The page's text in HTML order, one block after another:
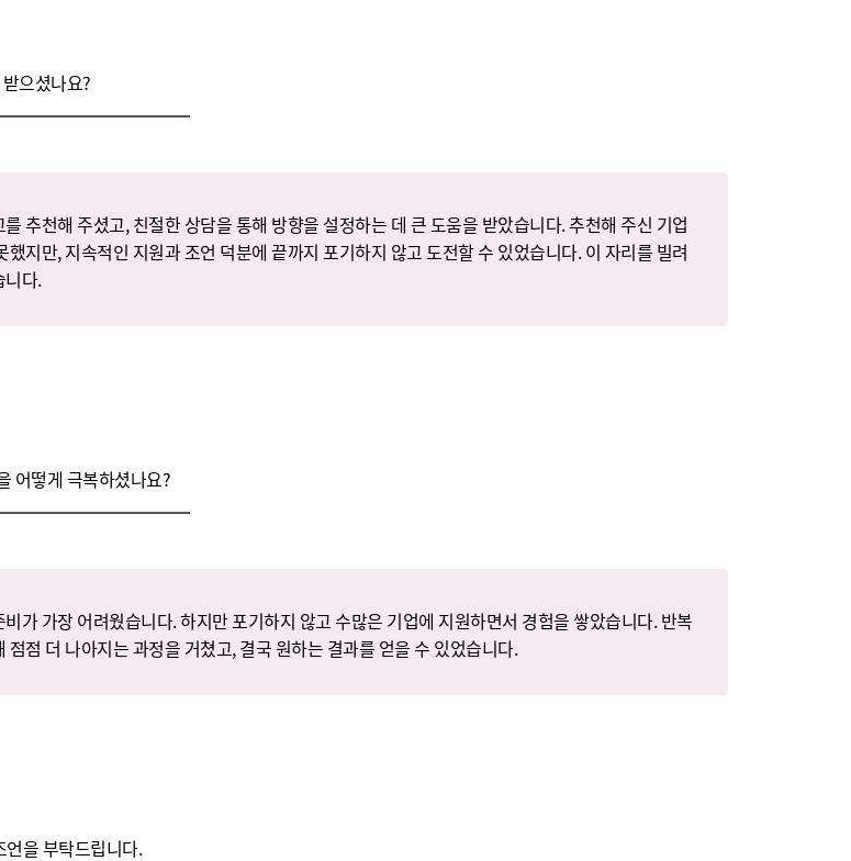
으셨나요?
추천해 주셨고, 친절한 상담을 통해 방향을 설정하는 데 큰 도움을 받았습니다. 추천해 주신 기업
했지만, 지속적인 지원과 조언 덕분에 끝까지 포기하지 않고 도전할 수 있었습니다. 이 자리를 빌려
니다.
어떻게 극복하셨나요?
가 가장 어려웠습니다. 하지만 포기하지 않고 수많은 기업에 지원하면서 경험을 쌓았습니다. 반복
점점 더 나아지는 과정을 거쳤고, 결국 원하는 결과를 얻을 수 있었습니다.
을 부탁드립니다.